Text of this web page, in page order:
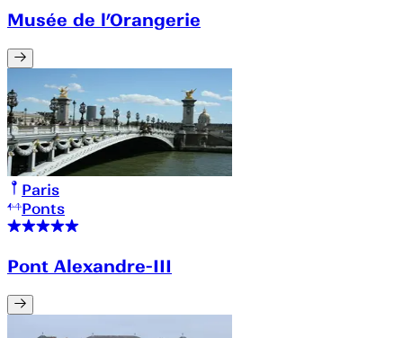
Musée de l’Orangerie
Paris
Ponts
Pont Alexandre-III